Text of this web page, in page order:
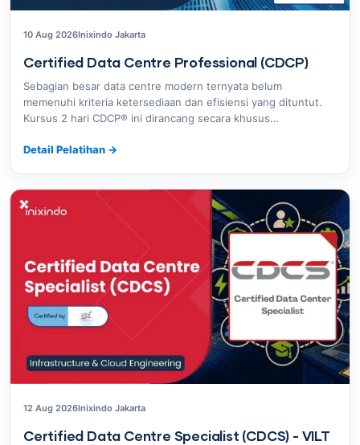
10 Aug 2026Inixindo Jakarta
Certified Data Centre Professional (CDCP)
Sebagian besar data centre modern ternyata belum
memenuhi kriteria ketersediaan dan efisiensi yang dituntut.
Kursus 2 hari CDCP® ini dirancang secara khusus…
Detail Pelatihan →
12 Aug 2026Inixindo Jakarta
Certified Data Centre Specialist (CDCS) - VILT